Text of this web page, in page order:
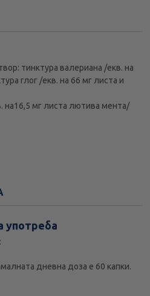
тинктура валериана /екв. на
глог /екв. на 66 мг листа и
на16,5 мг листа лютива мента/
употреба
дневна доза е 60 капки.